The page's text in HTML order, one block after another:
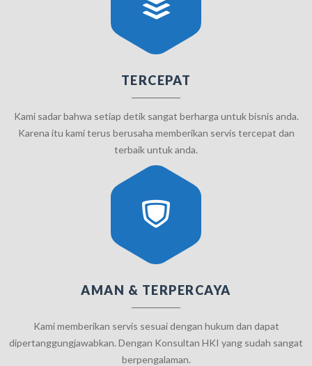
TERCEPAT
Kami sadar bahwa setiap detik sangat berharga untuk bisnis anda.
Karena itu kami terus berusaha memberikan servis tercepat dan
terbaik untuk anda.
AMAN & TERPERCAYA
Kami memberikan servis sesuai dengan hukum dan dapat
dipertanggungjawabkan. Dengan Konsultan HKI yang sudah sangat
berpengalaman.